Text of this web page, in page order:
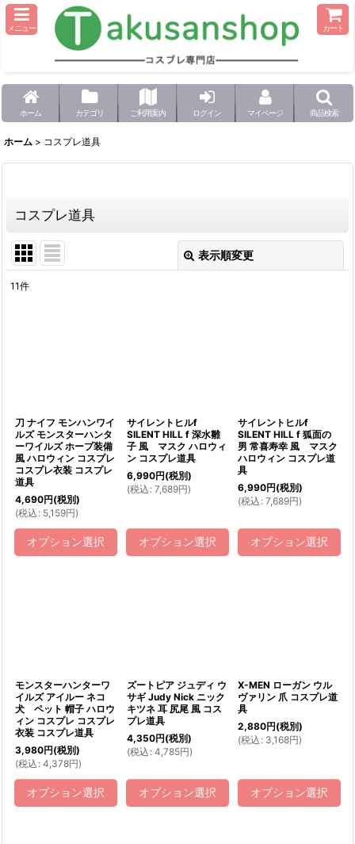
メニュー カート
ホーム カテゴリ ご利用案内 ログイン マイページ 商品検索
ホーム > コスプレ道具
コスプレ道具
表示順変更
11件
刀 ナイフ モンハンワイ
ルズ モンスターハンタ
ーワイルズ ホープ装備
風 ハロウィン コスプレ
コスプレ衣装 コスプレ
道具
4,690円(税別)
(税込 : 5,159円)
オプション選択
サイレントヒルf
SILENT HILL f 深水雛
子 風 マスク ハロウィ
ン コスプレ道具
6,990円(税別)
(税込 : 7,689円)
オプション選択
サイレントヒルf
SILENT HILL f 狐面の
男 常喜寿幸 風 マスク
ハロウィン コスプレ道
具
6,990円(税別)
(税込 : 7,689円)
オプション選択
モンスターハンターワ
イルズ アイルー ネコ
犬 ペット 帽子 ハロウ
ィン コスプレ コスプレ
衣装 コスプレ道具
3,980円(税別)
(税込 : 4,378円)
オプション選択
ズートピア ジュディ ウ
サギ Judy Nick ニック
キツネ 耳 尻尾 風 コス
プレ道具
4,350円(税別)
(税込 : 4,785円)
オプション選択
X-MEN ローガン ウル
ヴァリン 爪 コスプレ道
具
2,880円(税別)
(税込 : 3,168円)
オプション選択